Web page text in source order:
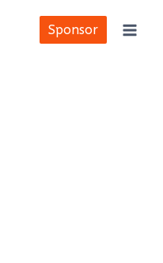
Sponsor